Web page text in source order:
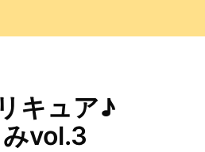
キュア♪
vol.3